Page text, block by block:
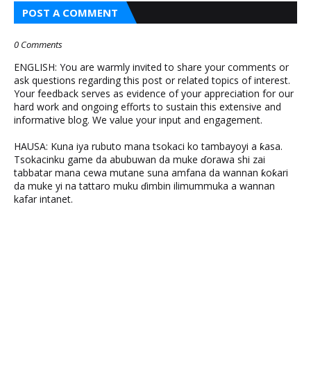
POST A COMMENT
0 Comments
ENGLISH: You are warmly invited to share your comments or
ask questions regarding this post or related topics of interest.
Your feedback serves as evidence of your appreciation for our
hard work and ongoing efforts to sustain this extensive and
informative blog. We value your input and engagement.
HAUSA: Kuna iya rubuto mana tsokaci ko tambayoyi a ƙasa.
Tsokacinku game da abubuwan da muke ɗorawa shi zai
tabbatar mana cewa mutane suna amfana da wannan ƙoƙari
da muke yi na tattaro muku ɗimbin ilimummuka a wannan
kafar intanet.